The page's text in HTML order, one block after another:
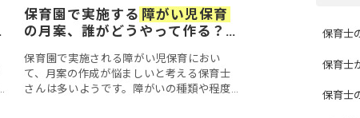
保育園で実施する 障がい児保育
の月案、誰がどうやって作る？
保育園で実施される障がい児保育におい
て、月案の作成が悩ましいと考える保育士
さんは多いようです。障がいの種類や程度
保育士
保育士
保育士